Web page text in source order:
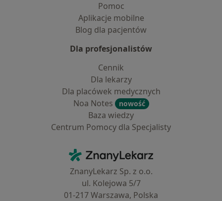
Pomoc
Aplikacje mobilne
Blog dla pacjentów
Dla profesjonalistów
Cennik
Dla lekarzy
Dla placówek medycznych
Noa Notes
nowość
Baza wiedzy
Centrum Pomocy dla Specjalisty
ZnanyLekarz - Strona główna
ZnanyLekarz Sp. z o.o.
ul. Kolejowa 5/7
01-217 Warszawa, Polska